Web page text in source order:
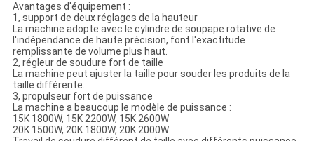
Avantages d'équipement :
1, support de deux réglages de la hauteur
La machine adopte avec le cylindre de soupape rotative de
l'indépendance de haute précision, font l'exactitude
remplissante de volume plus haut.
2, régleur de soudure fort de taille
La machine peut ajuster la taille pour souder les produits de la
taille différente.
3, propulseur fort de puissance
La machine a beaucoup le modèle de puissance :
15K 1800W, 15K 2200W, 15K 2600W
20K 1500W, 20K 1800W, 20K 2000W